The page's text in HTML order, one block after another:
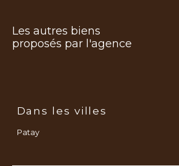
Les autres biens
proposés par l'agence
Dans les villes
Patay